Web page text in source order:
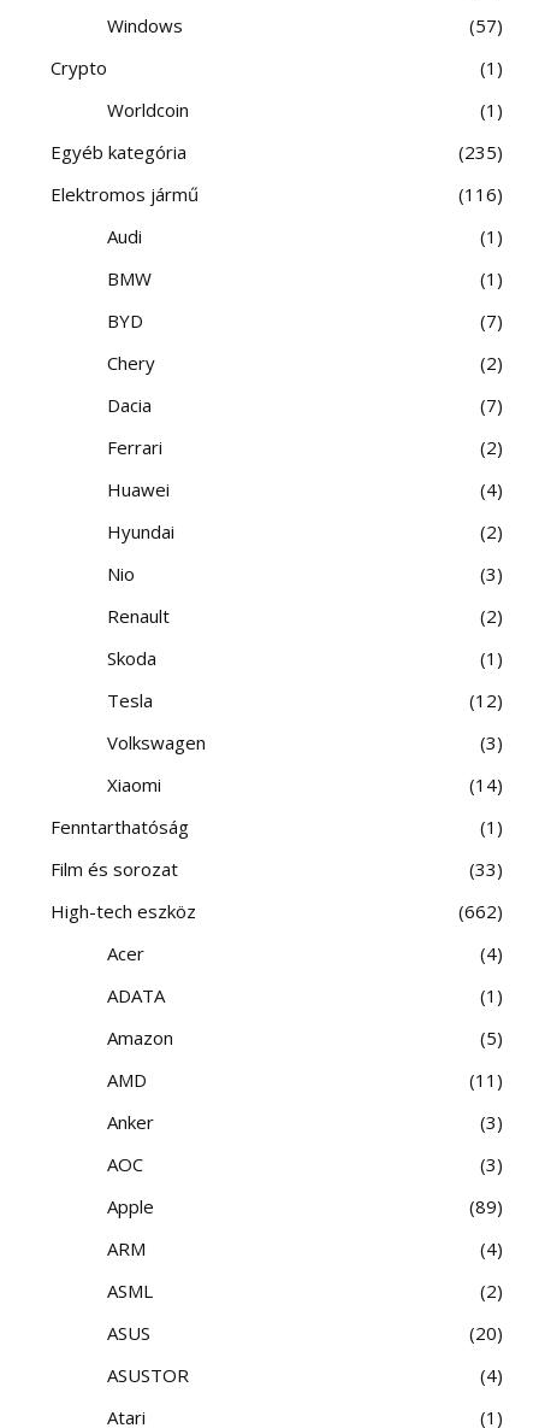
Windows
57
Crypto
1
Worldcoin
1
Egyéb kategória
235
Elektromos jármű
116
Audi
1
BMW
1
BYD
7
Chery
2
Dacia
7
Ferrari
2
Huawei
4
Hyundai
2
Nio
3
Renault
2
Skoda
1
Tesla
12
Volkswagen
3
Xiaomi
14
Fenntarthatóság
1
Film és sorozat
33
High-tech eszköz
662
Acer
4
ADATA
1
Amazon
5
AMD
11
Anker
3
AOC
3
Apple
89
ARM
4
ASML
2
ASUS
20
ASUSTOR
4
Atari
1